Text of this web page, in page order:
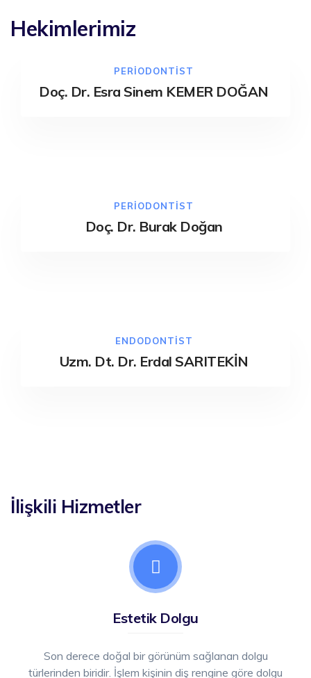
Hekimlerimiz
PERIODONTIST
Doç. Dr. Esra Sinem KEMER DOĞAN
PERIODONTIST
Doç. Dr. Burak Doğan
ENDODONTIST
Uzm. Dt. Dr. Erdal SARITEKİN
İlişkili Hizmetler
Estetik Dolgu
Son derece doğal bir görünüm sağlanan dolgu
türlerinden biridir. İşlem kişinin diş rengine göre dolgu